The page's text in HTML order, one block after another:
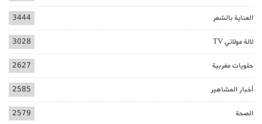
العناية بالشعر 3444
لالة مولاتي TV 3028
حلويات مغربية 2627
أخبار المشاهير 2585
الصحة 2579